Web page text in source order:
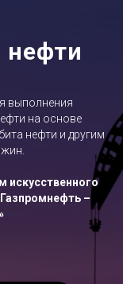
нефти
выполнения
на основе
нефти и другим
искусственного
–